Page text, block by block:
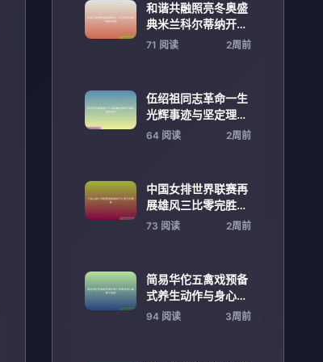
和谐共融照亮冬奥盛
典米兰科尔蒂纳开幕
式精彩呈现
71 阅读 2周前
伍绍祖同志革命一生
光辉事迹与坚定理想
信念研究
64 阅读 2周前
中国女排世界联赛再
展雄风三比零完胜韩
国
73 阅读 2周前
简易华佗五禽戏预备
式养生动作与身心调
理全指南
94 阅读 3周前